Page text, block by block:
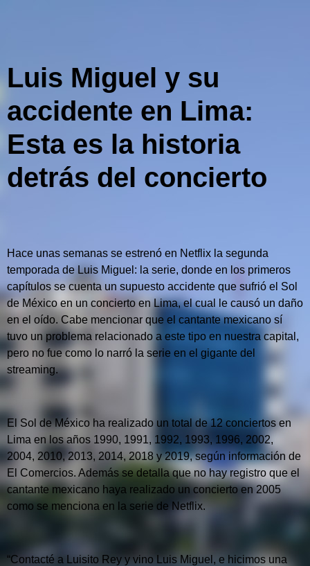
Luis Miguel y su
accidente en Lima:
Esta es la historia
detrás del concierto
Hace unas semanas se estrenó en Netflix la segunda
temporada de Luis Miguel: la serie, donde en los primeros
capítulos se cuenta un supuesto accidente que sufrió el Sol
de México en un concierto en Lima, el cual le causó un daño
en el oído. Cabe mencionar que el cantante mexicano sí
tuvo un problema relacionado a este tipo en nuestra capital,
pero no fue como lo narró la serie en el gigante del
streaming.
El Sol de México ha realizado un total de 12 conciertos en
Lima en los años 1990, 1991, 1992, 1993, 1996, 2002,
2004, 2010, 2013, 2014, 2018 y 2019, según información de
El Comercios. Además se detalla que no hay registro que el
cantante mexicano haya realizado un concierto en 2005
como se menciona en la serie de Netflix.
“Contacté a Luisito Rey y vino Luis Miguel, e hicimos una